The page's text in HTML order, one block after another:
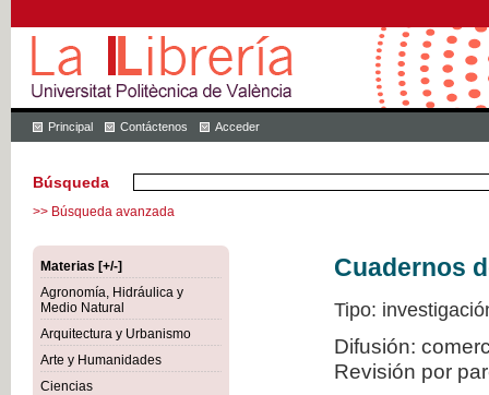
Principal Contáctenos Acceder
Búsqueda
>> Búsqueda avanzada
Materias [+/-]
Agronomía, Hidráulica y
Medio Natural
Arquitectura y Urbanismo
Arte y Humanidades
Ciencias
Cuadernos
Tipo:
Difusión:
Revisión por